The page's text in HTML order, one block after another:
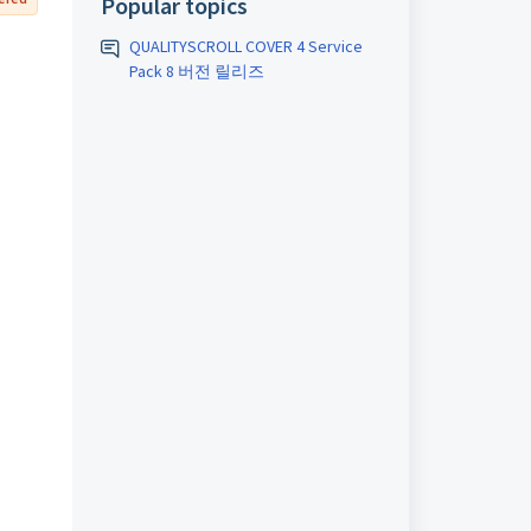
QUALITYSCROLL COVER 4 Service
Pack 8 버전 릴리즈